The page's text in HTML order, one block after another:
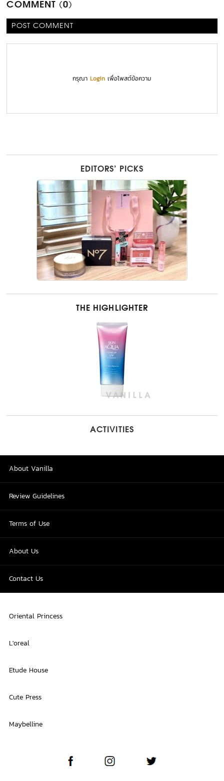
COMMENT (0)
POST COMMENT
กรุณาLogin เพื่อโพสต์ข้อความ
EDITORS’ PICKS
THE HIGHLIGHTER
ACTIVITIES
About Vanilla
Review Guidelines
Terms of Use
About Us
Contact Us
Oriental Princess
L'oreal
Etude House
Cute Press
Maybelline